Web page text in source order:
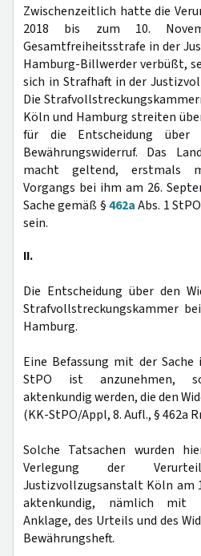
Zwischenzeitlich hatte die
2018 bis zum 10.
Gesamtfreiheitsstrafe in der
Hamburg-Billwerder verbüßt,
sich in Strafhaft in der
Die
Köln und Hamburg streiten
für die Entscheidung über
Bewährungswiderruf. Das
macht geltend, erstmals
Vorgangs bei ihm am 26.
Sache gemäß §462aAbs. 1
sein.
II.
Die Entscheidung über den
Strafvollstreckungskammer
Hamburg.
Eine Befassung mit der Sache
StPO ist anzunehmen,
aktenkundig werden, die den
(KK-StPO/Appl, 8. Aufl., § 462a
Solche Tatsachen wurden
Verlegung der
Justizvollzugsanstalt Köln am
aktenkundig, nämlich mit
Anklage, des Urteils und des
Bewährungsheft.